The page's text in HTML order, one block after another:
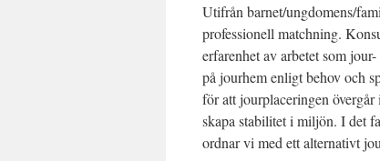
Utifrån barnet/ungdomens/
professionell matchning.
erfarenhet av arbetet som
på jourhem enligt behov och
för att jourplaceringen
skapa stabilitet i miljön. I det
ordnar vi med ett alternativt